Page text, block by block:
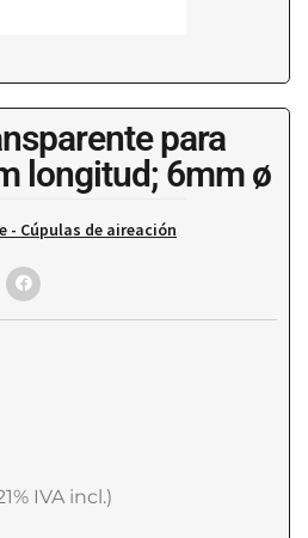
para
longitud; 6mm ø
- Cúpulas de aireación
IVA incl.)